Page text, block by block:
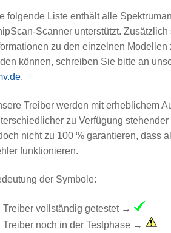
folgende Liste enthält alle
Scanner unterstützt.
zu den einzelnen
können, schreiben Sie bitte an
.
Treiber werden mit erheblichem
zu Verfügung
nicht zu 100 % garantieren, dass
funktionieren.
der Symbole:
Treiber vollständig getestet →
Treiber noch in der Testphase →